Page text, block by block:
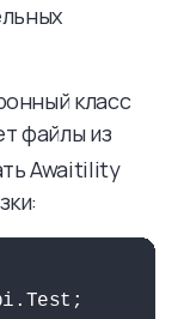
класс
файлы из
Awaitility